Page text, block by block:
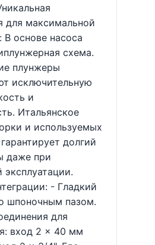
для максимальной
В основе насоса
схема.
плунжеры
исключительную
и
Итальянское
и используемых
долгий
даже при
эксплуатации.
- Гладкий
шпоночным пазом.
для
вход 2 × 40 мм